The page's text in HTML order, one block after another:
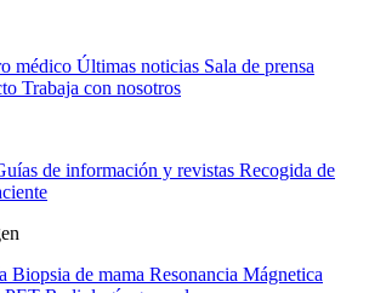
médico Últimas noticias Sala de prensa
Trabaja con nosotros
de información y revistas Recogida de
Biopsia de mama Resonancia Mágnetica